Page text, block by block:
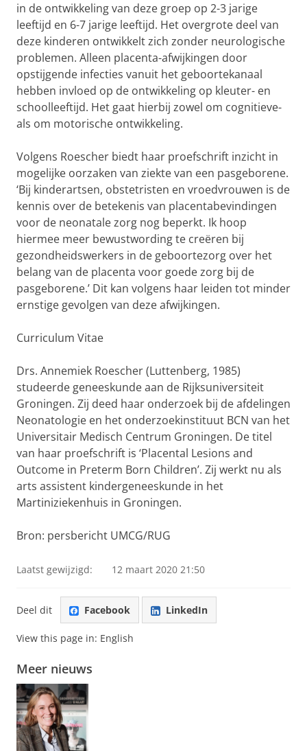
in de ontwikkeling van deze groep op 2-3 jarige
leeftijd en 6-7 jarige leeftijd. Het overgrote deel van
deze kinderen ontwikkelt zich zonder neurologische
problemen. Alleen placenta-afwijkingen door
opstijgende infecties vanuit het geboortekanaal
hebben invloed op de ontwikkeling op kleuter- en
schoolleeftijd. Het gaat hierbij zowel om cognitieve-
als om motorische ontwikkeling.
Volgens Roescher biedt haar proefschrift inzicht in
mogelijke oorzaken van ziekte van een pasgeborene.
‘Bij kinderartsen, obstetristen en vroedvrouwen is de
kennis over de betekenis van placentabevindingen
voor de neonatale zorg nog beperkt. Ik hoop
hiermee meer bewustwording te creëren bij
gezondheidswerkers in de geboortezorg over het
belang van de placenta voor goede zorg bij de
pasgeborene.’ Dit kan volgens haar leiden tot minder
ernstige gevolgen van deze afwijkingen.
Curriculum Vitae
Drs. Annemiek Roescher (Luttenberg, 1985)
studeerde geneeskunde aan de Rijksuniversiteit
Groningen. Zij deed haar onderzoek bij de afdelingen
Neonatologie en het onderzoekinstituut BCN van het
Universitair Medisch Centrum Groningen. De titel
van haar proefschrift is ‘Placental Lesions and
Outcome in Preterm Born Children’. Zij werkt nu als
arts assistent kindergeneeskunde in het
Martiniziekenhuis in Groningen.
Bron: persbericht UMCG/RUG
Laatst gewijzigd: 12 maart 2020 21:50
Deel dit Facebook LinkedIn
View this page in: English
Meer nieuws